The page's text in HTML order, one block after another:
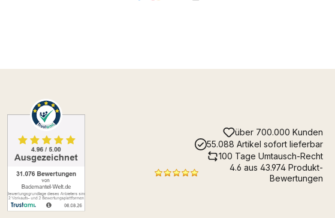
über 700.000 Kunden
55.088 Artikel sofort lieferbar
100 Tage Umtausch-Recht
4.6 aus 43.974 Produkt-
Bewertungen